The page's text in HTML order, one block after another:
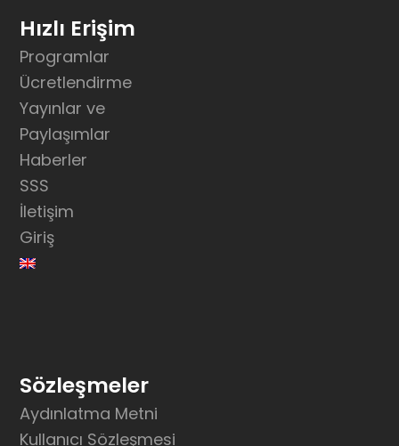
Hızlı Erişim
Programlar
Ücretlendirme
Yayınlar ve
Paylaşımlar
Haberler
SSS
İletişim
Giriş
Sözleşmeler
Aydınlatma Metni
Kullanıcı Sözleşmesi